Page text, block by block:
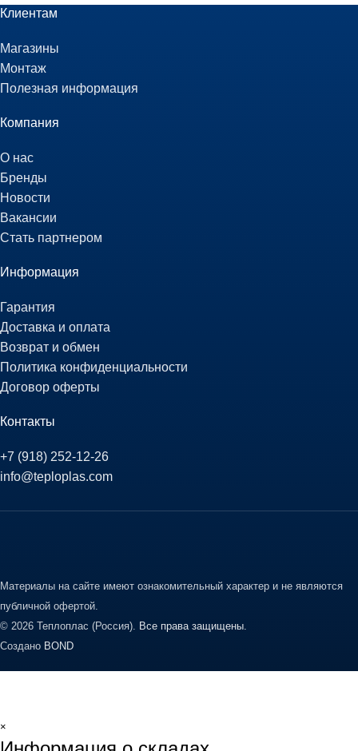
Клиентам
Магазины
Монтаж
Полезная информация
Компания
О нас
Бренды
Новости
Вакансии
Стать партнером
Информация
Гарантия
Доставка и оплата
Возврат и обмен
Политика конфиденциальности
Договор оферты
Контакты
+7 (918) 252-12-26
info@teploplas.com
Материалы на сайте имеют ознакомительный характер и не являются
публичной офертой.
© 2026 Теплоплас (Россия). Все права защищены.
Создано BOND
×